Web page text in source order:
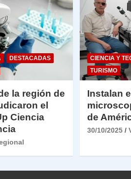
DESTACADAS
la región de
el
Ciencia
CIENCIA Y
TURISMO
Instalan
de
30/10/2025